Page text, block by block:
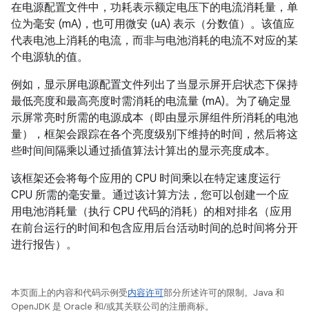
在电源配置文件中，功耗表示额定电压下的电流消耗量，单
位为毫安 (mA)，也可用微安 (uA) 表示（分数值）。该值应
代表电池上消耗的电流，而非与电池消耗的电流不对应的某
个电源轨的值。
例如，显示屏电源配置文件列出了当显示屏开启状态下保持
最低亮度和最高亮度时需消耗的电流量 (mA)。为了确定显
示屏常亮时所需的电源成本（即由显示屏组件所消耗的电池
量），框架会跟踪在各个亮度级别下维持的时间，然后将这
些时间间隔乘以通过插值算法计算出的显示亮度成本。
该框架还会将每个应用的 CPU 时间乘以在特定速度运行
CPU 所需的毫安量。通过该计算方法，您可以创建一个应
用电池消耗量（执行 CPU 代码的消耗）的相对排名（应用
在前台运行的时间和包含应用后台活动时间的总时间将分开
进行报告）。
本页面上的内容和代码示例受内容许可部分所述许可的限制。Java 和
OpenJDK 是 Oracle 和/或其关联公司的注册商标。